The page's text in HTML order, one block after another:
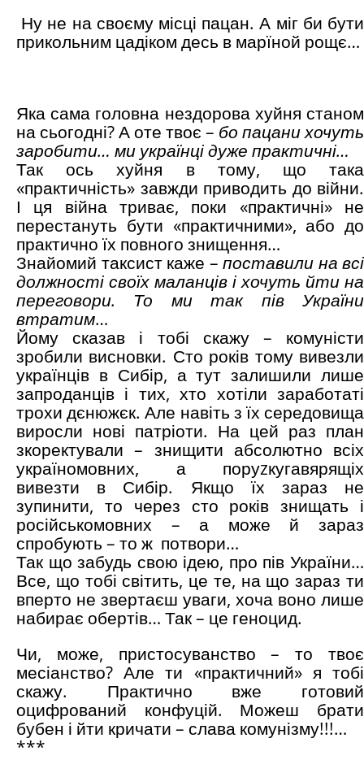
Ну не на своєму місці пацан. А міг би бути
прикольним цадіком десь в марїной рощє…
Яка сама головна нездорова хуйня станом
на сьогодні? А оте твоє – бо пацани хочуть
заробити… ми українці дуже практичні…
Так ось хуйня в тому, що така
«практичність» завжди приводить до війни.
І ця війна триває, поки «практичні» не
перестануть бути «практичними», або до
практично їх повного знищення…
Знайомий таксист каже – поставили на всі
должності своїх маланців іхочуть йти на
переговори. То ми так пів України
втратим…
Йому сказав і тобі скажу – комуністи
зробили висновки. Сто років тому вивезли
українців в Сибір, а тут залишили лише
запроданців і тих, хто хотіли заработаті
трохи дєнюжєк. Але навіть з їх середовища
виросли нові патріоти. На цей раз план
зкоректували – знищити абсолютно всіх
україномовних, а поруzкугавярящіх
вивезти в Сибір. Якщо їх зараз не
зупинити, то через сто років знищать і
російськомовних – а може й зараз
спробують – то ж потвори…
Так що забудь свою ідею, про пів України…
Все, що тобі світить, це те, на що зараз ти
вперто не звертаєш уваги, хоча воно лише
набирає обертів… Так – це геноцид.
Чи, може, пристосуванство – то твоє
месіанство? Але ти «практичний» я тобі
скажу. Практично вже готовий
оцифрований конфуцій. Можеш брати
бубен і йти кричати – слава комунізму!!!…
***